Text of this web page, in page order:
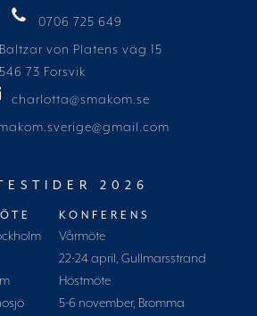
0706 725 649
Baltzar von Platens väg 15
546 73 Forsvik
charlotta@smakom.se
2026
KONFERENS
Vårmöte
22-24 april, Gullmarsstrand
Höstmöte
5-6 november, Bromma